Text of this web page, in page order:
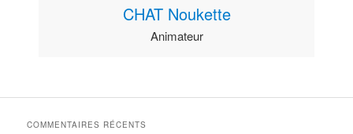
CHAT Noukette
Animateur
COMMENTAIRES RÉCENTS